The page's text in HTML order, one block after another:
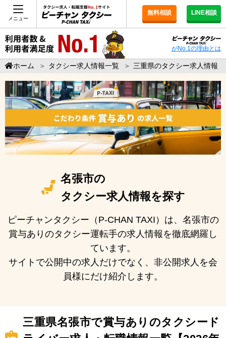
メニュー
無料相談 LINE相談
がNo.1の理由とは
ホーム ＞ タクシー求人情報一覧 ＞ 三重県のタクシー求人情報
名張市の
タクシー求人情報を探す
ピーチャンタクシー（P-CHAN TAXI）は、名張市の
賞与ありのタクシー運転手の求人情報を徹底網羅し
ています。
サイトで公開中の求人だけでなく、非公開求人を会
員様にだけ紹介します。
三重県名張市で賞与ありのタクシード